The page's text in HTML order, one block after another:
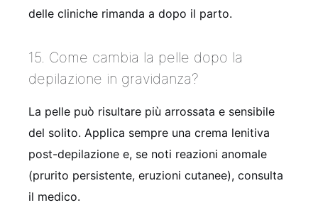
delle cliniche rimanda a dopo il parto.
15. Come cambia la pelle dopo la
depilazione in gravidanza?
La pelle può risultare più arrossata e sensibile
del solito. Applica sempre una crema lenitiva
post-depilazione e, se noti reazioni anomale
(prurito persistente, eruzioni cutanee), consulta
il medico.